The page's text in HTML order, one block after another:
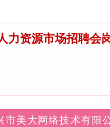
力资源市场招聘会
市美大网络技术有限